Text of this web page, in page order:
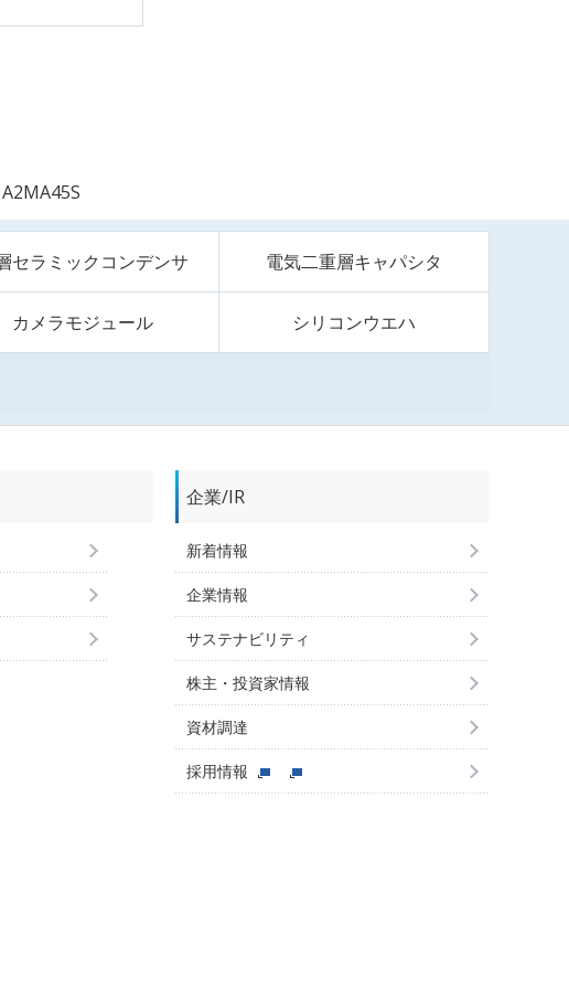
セラミックコンデンサ 電気二重層キャパシタ
カメラモジュール シリコンウエハ
企業/IR
新着情報
企業情報
サステナビリティ
株主・投資家情報
資材調達
採用情報